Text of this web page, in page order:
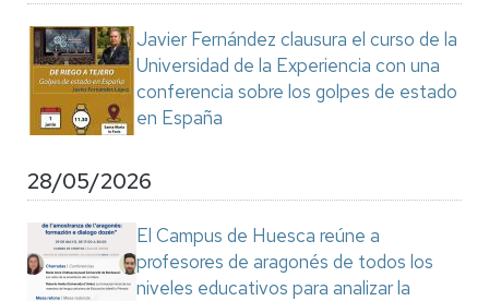
Javier Fernández clausura el curso de la
Universidad de la Experiencia con una
conferencia sobre los golpes de estado
en España
28/05/2026
El Campus de Huesca reúne a
profesores de aragonés de todos los
niveles educativos para analizar la